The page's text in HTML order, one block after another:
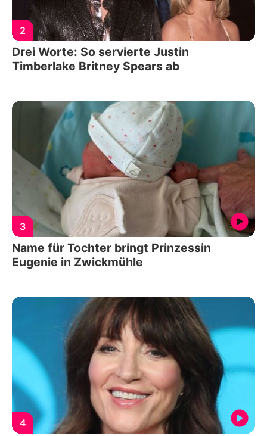
2
Drei Worte: So servierte Justin
Timberlake Britney Spears ab
3
Name für Tochter bringt Prinzessin
Eugenie in Zwickmühle
4